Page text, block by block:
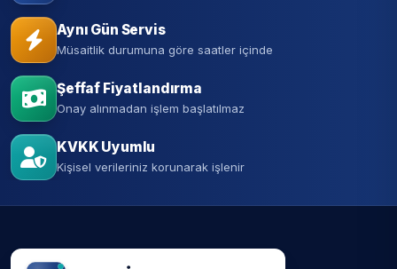
Aynı Gün Servis
Müsaitlik durumuna göre saatler içinde
Şeffaf Fiyatlandırma
Onay alınmadan işlem başlatılmaz
KVKK Uyumlu
Kişisel verileriniz korunarak işlenir